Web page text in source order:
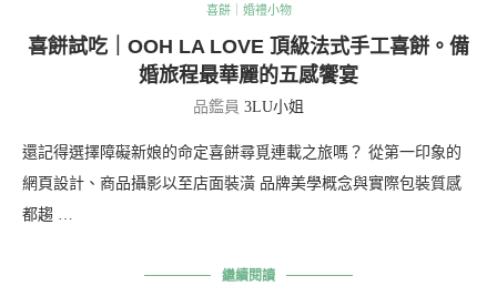
喜餅｜婚禮小物
喜餅試吃｜OOH LA LOVE 頂級法式手工喜餅。備
婚旅程最華麗的五感饗宴
品鑑員 3LU小姐
還記得選擇障礙新娘的命定喜餅尋覓連載之旅嗎？ 從第一印象的
網頁設計、商品攝影以至店面裝潢 品牌美學概念與實際包裝質感
都趨 …
繼續閱讀